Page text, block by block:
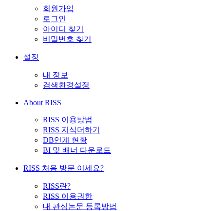
회원가입
로그인
아이디 찾기
비밀번호 찾기
설정
내 정보
검색환경설정
About RISS
RISS 이용방법
RISS 지식더하기
DB연계 현황
BI 및 배너 다운로드
RISS 처음 방문 이세요?
RISS란?
RISS 이용권한
내 관심논문 등록방법